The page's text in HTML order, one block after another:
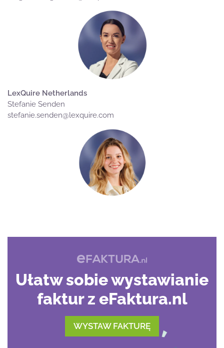
LexQuire Netherlands
Stefanie Senden
stefanie.senden@lexquire.com
Ułatw sobie wystawianie
faktur z eFaktura.nl
WYSTAW FAKTURĘ